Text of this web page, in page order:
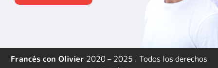
Francés con Olivier 2020 – 2025 . Todos los derechos